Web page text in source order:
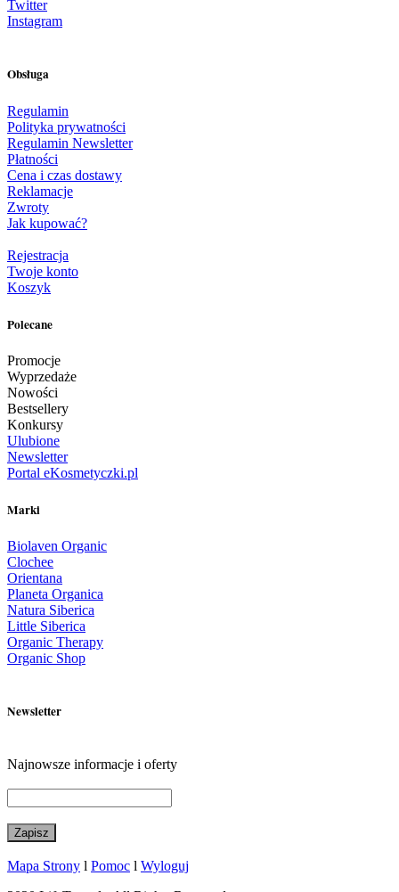
Twitter
Instagram
Obsługa
Regulamin
Polityka prywatności
Regulamin Newsletter
Płatności
Cena i czas dostawy
Reklamacje
Zwroty
Jak kupować?
Rejestracja
Twoje konto
Koszyk
Polecane
Promocje
Wyprzedaże
Nowości
Bestsellery
Konkursy
Ulubione
Newsletter
Portal eKosmetyczki.pl
Marki
Biolaven Organic
Clochee
Orientana
Planeta Organica
Natura Siberica
Little Siberica
Organic Therapy
Organic Shop
Newsletter
Najnowsze informacje i oferty
Mapa Strony l Pomoc l Wyloguj